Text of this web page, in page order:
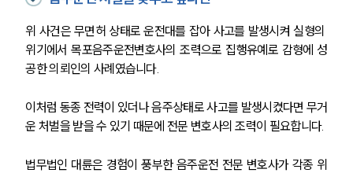
위 사건은 무면허 상태로 운전대를 잡아 사고를 발생시켜 실형의
위기에서 목포음주운전변호사의 조력으로 집행유예로 감형에 성
공한 의뢰인의 사례였습니다.
이처럼 동종 전력이 있더나 음주상태로 사고를 발생시켰다면 무거
운 처벌을 받을 수 있기 때문에 전문 변호사의 조력이 필요합니다.
법무법인 대륜은 경험이 풍부한 음주운전 전문 변호사가 각종 위